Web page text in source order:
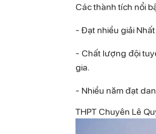
Các thành tích nổi
- Đạt nhiều giải
- Chất lượng đội
gia.
- Nhiều năm đạt
THPT Chuyên Lê